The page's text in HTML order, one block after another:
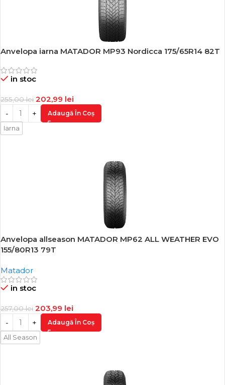
-20%
Anvelopa iarna MATADOR MP93 Nordicca 175/65R14 82T
in stoc
255,00lei 202,99 lei
Adaugă În Coș
Iarna
-21%
Anvelopa allseason MATADOR MP62 ALL WEATHER EVO
155/80R13 79T
Matador
in stoc
257,00lei 203,99 lei
Adaugă În Coș
All Season